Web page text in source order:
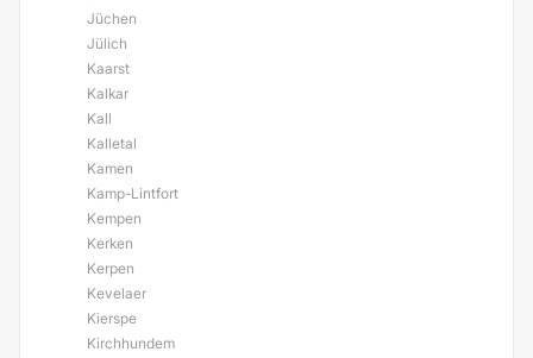
Jüchen
Jülich
Kaarst
Kalkar
Kall
Kalletal
Kamen
Kamp-Lintfort
Kempen
Kerken
Kerpen
Kevelaer
Kierspe
Kirchhundem